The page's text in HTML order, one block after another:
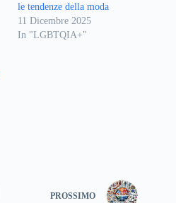
le tendenze della moda
11 Dicembre 2025
In "LGBTQIA+"
PROSSIMO